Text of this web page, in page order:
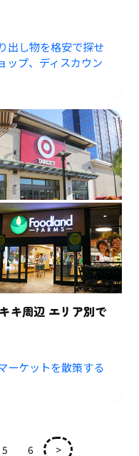
出し物を格安で探せ
ップ、ディスカウン
キ周辺 エリア別で
ーケットを散策する
5 6 >